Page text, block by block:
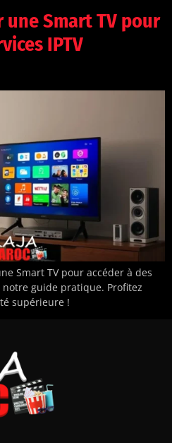
Smart TV pour
IPTV
Smart TV pour accéder à des
notre guide pratique. Profitez
supérieure !